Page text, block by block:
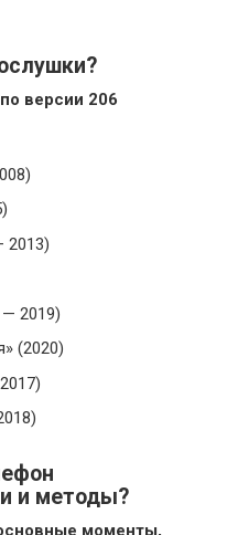
версии 206
2013)
— 2019)
(2020)
и методы?
моменты,